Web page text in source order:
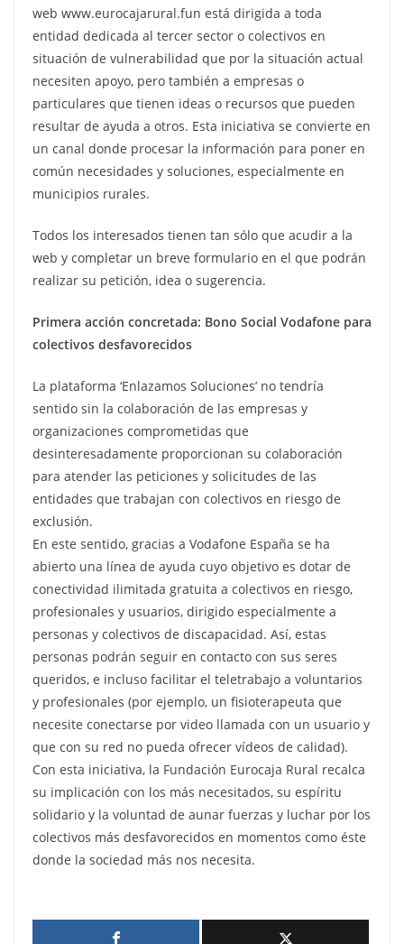
web www.eurocajarural.fun está dirigida a toda
entidad dedicada al tercer sector o colectivos en
situación de vulnerabilidad que por la situación actual
necesiten apoyo, pero también a empresas o
particulares que tienen ideas o recursos que pueden
resultar de ayuda a otros. Esta iniciativa se convierte en
un canal donde procesar la información para poner en
común necesidades y soluciones, especialmente en
municipios rurales.
Todos los interesados tienen tan sólo que acudir a la
web y completar un breve formulario en el que podrán
realizar su petición, idea o sugerencia.
Primera acción concretada: Bono Social Vodafone para
colectivos desfavorecidos
La plataforma ‘Enlazamos Soluciones’ no tendría
sentido sin la colaboración de las empresas y
organizaciones comprometidas que
desinteresadamente proporcionan su colaboración
para atender las peticiones y solicitudes de las
entidades que trabajan con colectivos en riesgo de
exclusión.
En este sentido, gracias a Vodafone España se ha
abierto una línea de ayuda cuyo objetivo es dotar de
conectividad ilimitada gratuita a colectivos en riesgo,
profesionales y usuarios, dirigido especialmente a
personas y colectivos de discapacidad. Así, estas
personas podrán seguir en contacto con sus seres
queridos, e incluso facilitar el teletrabajo a voluntarios
y profesionales (por ejemplo, un fisioterapeuta que
necesite conectarse por video llamada con un usuario y
que con su red no pueda ofrecer vídeos de calidad).
Con esta iniciativa, la Fundación Eurocaja Rural recalca
su implicación con los más necesitados, su espíritu
solidario y la voluntad de aunar fuerzas y luchar por los
colectivos más desfavorecidos en momentos como éste
donde la sociedad más nos necesita.